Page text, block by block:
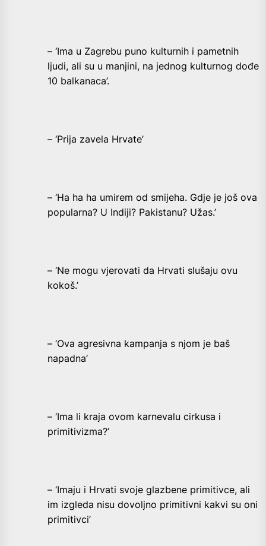
– ‘Ima u Zagrebu puno kulturnih i pametnih
ljudi, ali su u manjini, na jednog kulturnog dođe
10 balkanaca’.
– ‘Prija zavela Hrvate’
– ‘Ha ha ha umirem od smijeha. Gdje je još ova
popularna? U Indiji? Pakistanu? Užas.’
– ‘Ne mogu vjerovati da Hrvati slušaju ovu
kokoš.’
– ‘Ova agresivna kampanja s njom je baš
napadna’
– ‘Ima li kraja ovom karnevalu cirkusa i
primitivizma?’
– ‘Imaju i Hrvati svoje glazbene primitivce, ali
im izgleda nisu dovoljno primitivni kakvi su oni
primitivci’